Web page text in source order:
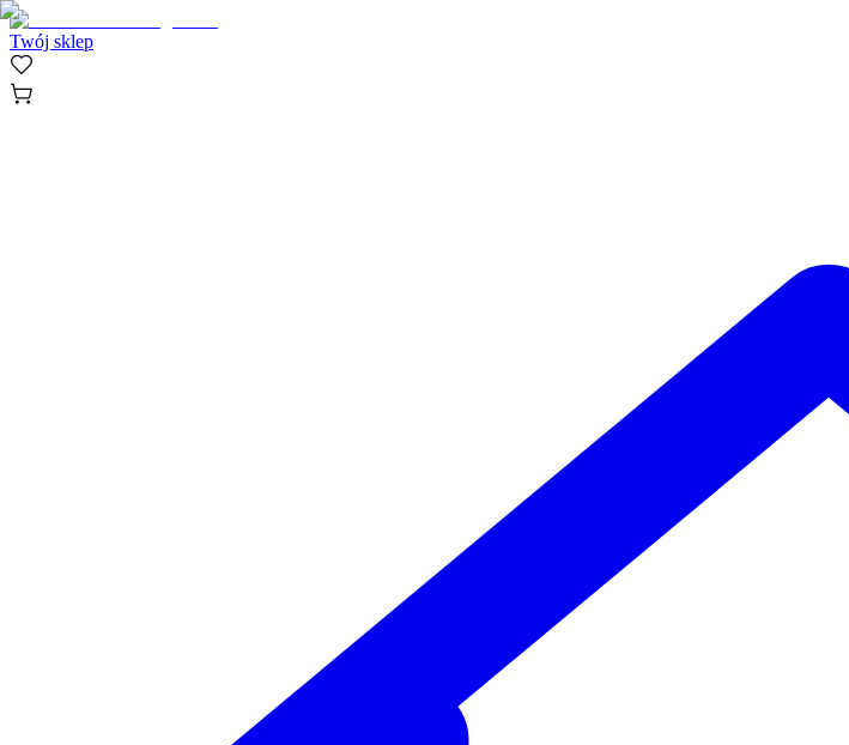
Twój sklep